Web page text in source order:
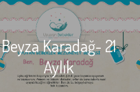
Beyza Karadağ- 21
Aylık